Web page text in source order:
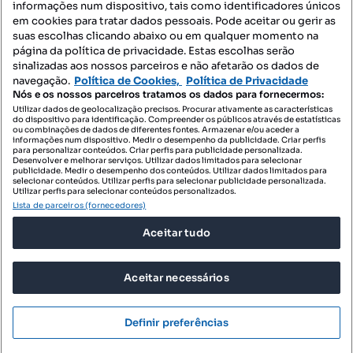
Mapa do Site
Contacte-nos
SIGA-NOS:
DESCARREGAR NA:
© 2026 Imovirtual.com, OLX Portugal, S.A.
TERMOS DE UTILIZAÇÃO
POLÍTICA DE PRIVACIDADE
CONFIGURAÇÕES DE PRIVACIDADE
informações num dispositivo, tais como identificadores únicos
em cookies para tratar dados pessoais. Pode aceitar ou gerir as
suas escolhas clicando abaixo ou em qualquer momento na
página da política de privacidade. Estas escolhas serão
sinalizadas aos nossos parceiros e não afetarão os dados de
navegação. Política de Cookies, Política de Privacidade
Nós e os nossos parceiros tratamos os dados para fornecermos:
Utilizar dados de geolocalização precisos. Procurar ativamente as características
do dispositivo para identificação. Compreender os públicos através de estatísticas
ou combinações de dados de diferentes fontes. Armazenar e/ou aceder a
informações num dispositivo. Medir o desempenho da publicidade. Criar perfis
para personalizar conteúdos. Criar perfis para publicidade personalizada.
Desenvolver e melhorar serviços. Utilizar dados limitados para selecionar
publicidade. Medir o desempenho dos conteúdos. Utilizar dados limitados para
selecionar conteúdos. Utilizar perfis para selecionar publicidade personalizada.
Utilizar perfis para selecionar conteúdos personalizados.
Lista de parceiros (fornecedores)
Aceitar tudo
Aceitar necessários
Definir preferências